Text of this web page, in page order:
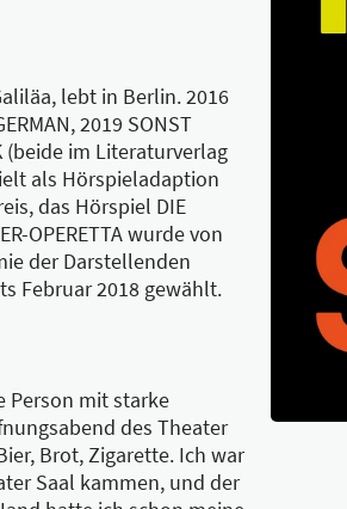
lebt in Berlin. 2016
2019 SONST
(beide im Literaturverlag
als Hörspieladaption
das Hörspiel DIE
OPERETTA wurde von
der Darstellenden
Februar 2018 gewählt.
Person mit starke
des Theater
Brot, Zigarette. Ich war
Saal kammen, und der